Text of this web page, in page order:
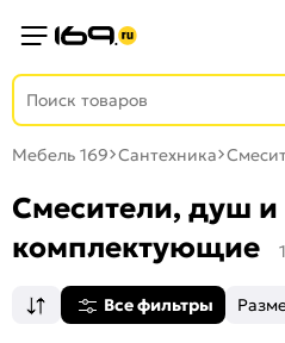
Мебель 169 Сантехника
Смесители, душ и
комплектующие
Все фильтры